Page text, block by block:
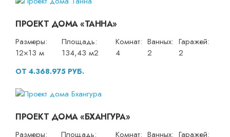
ПРОЕКТ ДОМА «ТАННА»
Размеры:
12×13 м
Площадь:
134,43 м2
Комнат:
4
Ванных:
2
Гаражей:
2
ОТ 4.368.975 РУБ.
ПРОЕКТ ДОМА «БХАНГУРА»
Размеры:
Площадь:
Комнат: Ванных: Гаражей: